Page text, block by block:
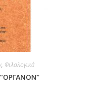
, Φιλολογικά